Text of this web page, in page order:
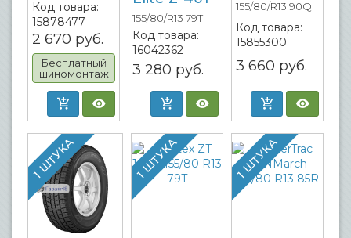
Код товара:
15878477
2 670 руб.
Бесплатный
шиномонтаж
155/80/R13 79T
Код товара:
16042362
3 280 руб.
155/80/R13 90Q
Код товара:
15855300
3 660 руб.
1 ШТУКА 1 ШТУКА 1 ШТУКА